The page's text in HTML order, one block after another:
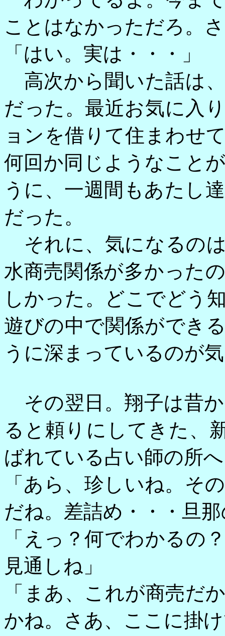
ことはなかっただろ。
「はい。実は・・・」
高次から聞いた話は
だった。最近お気に入
ョンを借りて住まわせ
何回か同じようなこと
うに、一週間もあたし
だった。
それに、気になるの
水商売関係が多かった
しかった。どこでどう
遊びの中で関係ができ
うに深まっているのが
その翌日。翔子は昔
ると頼りにしてきた、
ばれている占い師の所
「あら、珍しいね。そ
だね。差詰め・・・旦
「えっ？何でわかるの
見通しね」
「まあ、これが商売だ
かね。さあ、ここに掛